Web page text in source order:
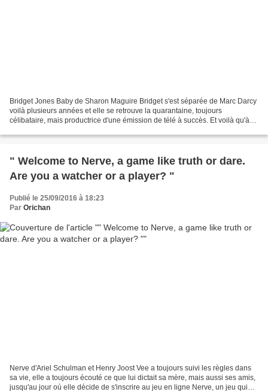
Bridget Jones Baby de Sharon Maguire Bridget s'est séparée de Marc Darcy
voilà plusieurs années et elle se retrouve la quarantaine, toujours
célibataire, mais productrice d'une émission de télé à succès. Et voilà qu'à
" Welcome to Nerve, a game like truth or dare.
Are you a watcher or a player? "
Publié le 25/09/2016 à 18:23
Par Orichan
Nerve d'Ariel Schulman et Henry Joost Vee a toujours suivi les règles dans
sa vie, elle a toujours écouté ce que lui dictait sa mère, mais aussi ses amis,
jusqu'au jour où elle décide de s'inscrire au jeu en ligne Nerve, un jeu qui